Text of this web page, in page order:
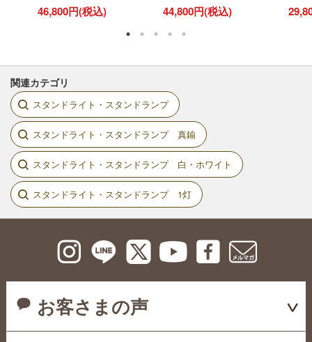
46,800円(税込) 44,800円(税込)
関連カテゴリ
スタンドライト・スタンドランプ
スタンドライト・スタンドランプ 真鍮
スタンドライト・スタンドランプ 白・ホワイト
スタンドライト・スタンドランプ 1灯
お客さまの声